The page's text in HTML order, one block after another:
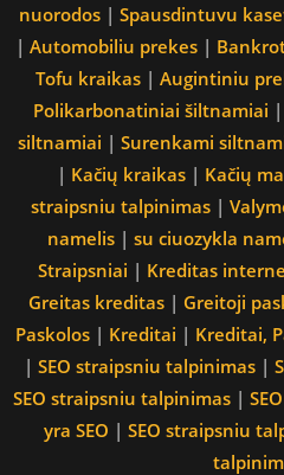
nuorodos| Spausdintuvu
| Automobiliu prekes|
Tofu kraikas| Augintiniu
Polikarbonatiniai šiltnamiai |
siltnamiai | Surenkami
| Kačių kraikas| Kačių
straipsniu talpinimas|
namelis | su ciuozykla
Straipsniai | Kreditas
Greitas kreditas | Greitoji
Paskolos| Kreditai | Kreditai,
| SEO straipsniu talpinimas |
SEO straipsniu talpinimas |
yra SEO | SEO straipsniu